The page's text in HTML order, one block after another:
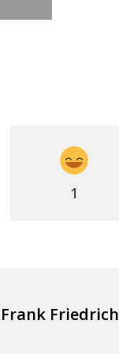
1
Frank Friedrich